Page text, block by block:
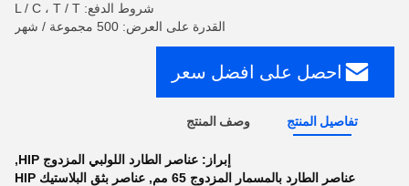
شروط الدفع: L / C ، T / T
القدرة على العرض: 500 مجموعة / شهر
احصل على افضل سعر
تفاصيل المنتج وصف المنتج
إبراز: عناصر الطارد اللولبي المزدوج HIP
,
عناصر الطارد بالمسمار المزدوج 65 مم
, عناصر بثق البلاستيك HIP